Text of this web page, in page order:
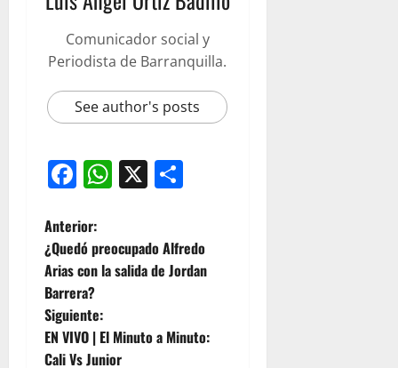
Comunicador social y
Periodista de Barranquilla.
See author's posts
Facebook
WhatsApp
X
Anterior:
¿Quedó preocupado Alfredo
Arias con la salida de Jordan
Barrera?
Siguiente:
EN VIVO | El Minuto a Minuto:
Cali Vs Junior